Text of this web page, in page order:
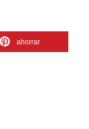
ahorrar